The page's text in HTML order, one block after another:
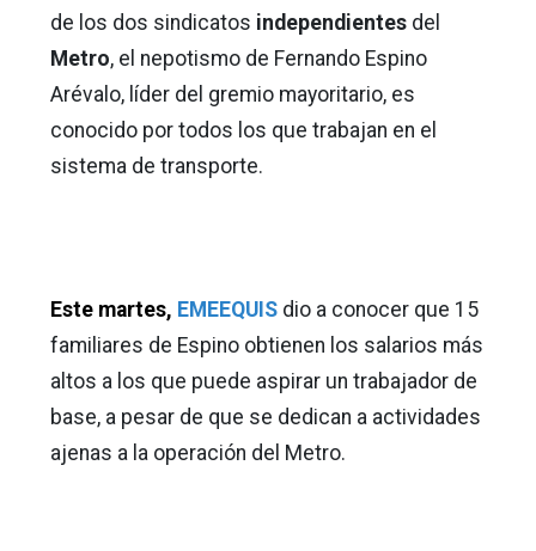
de los dos sindicatos independientes del
Metro, el nepotismo de Fernando Espino
Arévalo, líder del gremio mayoritario, es
conocido por todos los que trabajan en el
sistema de transporte.
Este martes, EMEEQUIS dio a conocer que 15
familiares de Espino obtienen los salarios más
altos a los que puede aspirar un trabajador de
base, a pesar de que se dedican a actividades
ajenas a la operación del Metro.